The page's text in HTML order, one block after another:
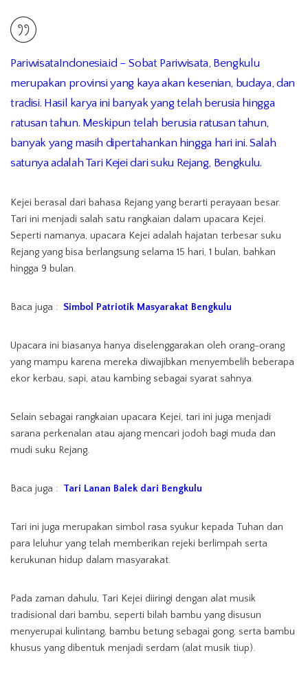
PariwisataIndonesia.id – Sobat Pariwisata, Bengkulu
merupakan provinsi yang kaya akan kesenian, budaya, dan
tradisi. Hasil karya ini banyak yang telah berusia hingga
ratusan tahun. Meskipun telah berusia ratusan tahun,
banyak yang masih dipertahankan hingga hari ini. Salah
satunya adalah Tari Kejei dari suku Rejang, Bengkulu.
Kejei berasal dari bahasa Rejang yang berarti perayaan besar.
Tari ini menjadi salah satu rangkaian dalam upacara Kejei.
Seperti namanya, upacara Kejei adalah hajatan terbesar suku
Rejang yang bisa berlangsung selama 15 hari, 1 bulan, bahkan
hingga 9 bulan.
Baca juga : Simbol Patriotik Masyarakat Bengkulu
Upacara ini biasanya hanya diselenggarakan oleh orang-orang
yang mampu karena mereka diwajibkan menyembelih beberapa
ekor kerbau, sapi, atau kambing sebagai syarat sahnya.
Selain sebagai rangkaian upacara Kejei, tari ini juga menjadi
sarana perkenalan atau ajang mencari jodoh bagi muda dan
mudi suku Rejang.
Baca juga : Tari Lanan Balek dari Bengkulu
Tari ini juga merupakan simbol rasa syukur kepada Tuhan dan
para leluhur yang telah memberikan rejeki berlimpah serta
kerukunan hidup dalam masyarakat.
Pada zaman dahulu, Tari Kejei diiringi dengan alat musik
tradisional dari bambu, seperti bilah bambu yang disusun
menyerupai kulintang, bambu betung sebagai gong, serta bambu
khusus yang dibentuk menjadi serdam (alat musik tiup).